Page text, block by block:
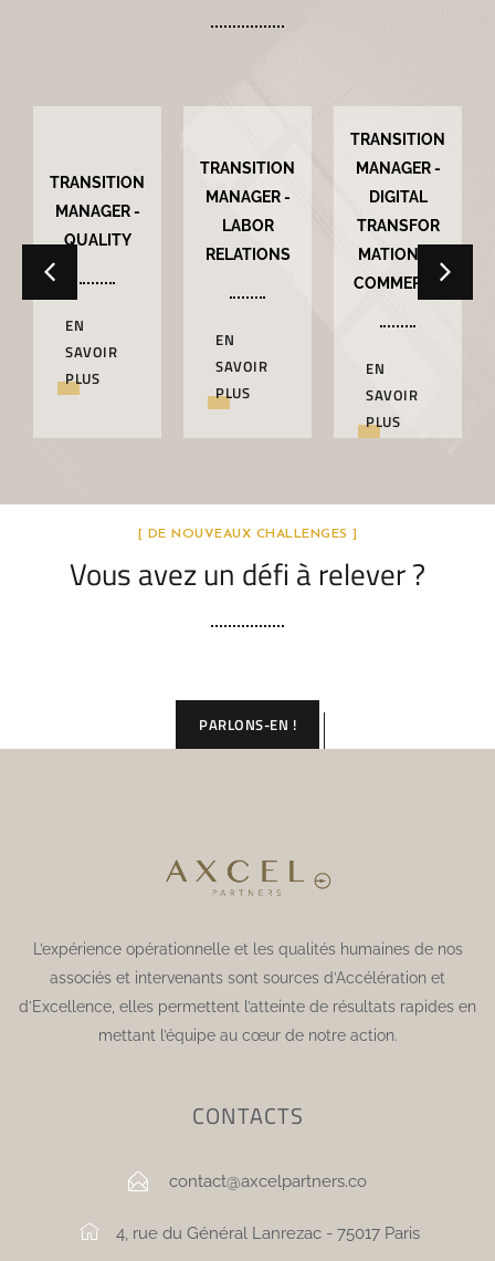
TRANSITION
MANAGER -
QUALITY
EN
SAVOIR
PLUS
TRANSITION
MANAGER -
LABOR
RELATIONS
EN
SAVOIR
PLUS
TRANSITION
MANAGER -
DIGITAL
TRANSFOR
MATION E-
COMMERCE
EN
SAVOIR
PLUS
[ DE NOUVEAUX CHALLENGES ]
Vous avez un défi à relever ?
PARLONS-EN !
L’expérience opérationnelle et les qualités humaines de nos
associés et intervenants sont sources d’Accélération et
d’Excellence, elles permettent l’atteinte de résultats rapides en
mettant l’équipe au cœur de notre action.
CONTACTS
contact@axcelpartners.co
4, rue du Général Lanrezac - 75017 Paris